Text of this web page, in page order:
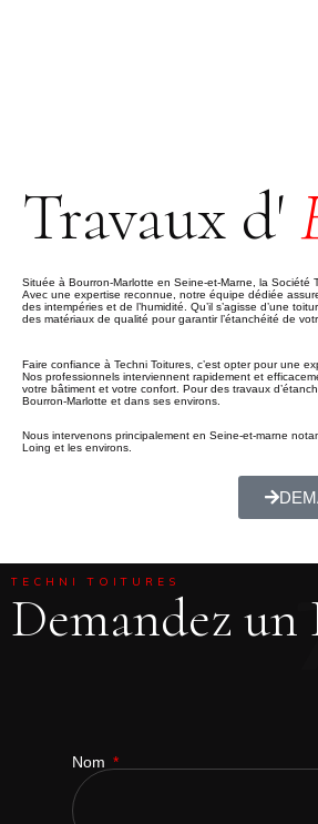
Travaux d'
Située à Bourron-Marlotte en Seine-et-Marne, la Société
Avec une expertise reconnue, notre équipe dédiée
des intempéries et de l’humidité. Qu’il s’agisse d’une
des matériaux de qualité pour garantir l’étanchéité de
Faire confiance à Techni Toitures, c’est opter pour une
Nos professionnels interviennent rapidement et
votre bâtiment et votre confort. Pour des travaux
Bourron-Marlotte et dans ses environs.
Nous intervenons principalement en Seine-et-marne
Loing et les environs.
TECHNI TOITURES
Demandez
Nom